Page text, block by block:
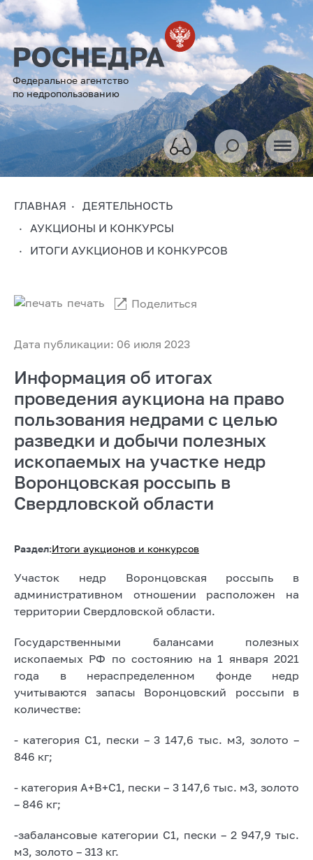
Федеральное агентство
по недропользованию
ГЛАВНАЯ
ДЕЯТЕЛЬНОСТЬ
АУКЦИОНЫ И КОНКУРСЫ
ИТОГИ АУКЦИОНОВ И КОНКУРСОВ
Дата публикации: 06 июля 2023
печать Поделиться
Информация об итогах
проведения аукциона на право
пользования недрами с целью
разведки и добычи полезных
ископаемых на участке недр
Воронцовская россыпь в
Свердловской области
Раздел:Итоги аукционов и конкурсов
Участок недр Воронцовская россыпь в
административном отношении расположен на
территории Свердловской области.
Государственными балансами полезных
ископаемых РФ по состоянию на 1 января 2021
года в нераспределенном фонде недр
учитываются запасы Воронцовский россыпи в
количестве:
- категория С1, пески – 3 147,6 тыс. м3, золото –
846 кг;
- категория А+В+С1, пески – 3 147,6 тыс. м3, золото
– 846 кг;
-забалансовые категории С1, пески – 2 947,9 тыс.
м3, золото – 313 кг.